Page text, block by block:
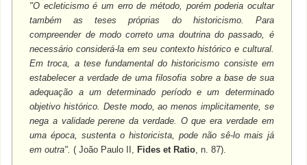
"O ecleticismo é um erro de método, porém poderia ocultar
também as teses próprias do historicismo. Para
compreender de modo correto uma doutrina do passado, é
necessário considerá-la em seu contexto histórico e cultural.
Em troca, a tese fundamental do historicismo consiste em
estabelecer a verdade de uma filosofia sobre a base de sua
adequação a um determinado período e um determinado
objetivo histórico. Deste modo, ao menos implicitamente, se
nega a validade perene da verdade. O que era verdade em
uma época, sustenta o historicista, pode não sê-lo mais já
em outra". ( João Paulo II, Fides et Ratio, n. 87).